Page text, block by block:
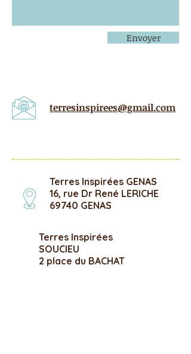
Envoyer
terresinspirees@gmail.com
Terres Inspirées GENAS
16, rue Dr René LERICHE
69740 GENAS
Terres Inspirées
SOUCIEU
2 place du BACHAT